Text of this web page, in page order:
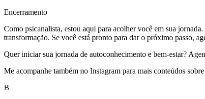
Encerramento
Como psicanalista, estou aqui para acolher você em sua
transformação. Se você está pronto para dar o próximo passo,
Quer iniciar sua jornada de autoconhecimento e bem-estar?
Me acompanhe também no Instagram para mais conteúdos
B